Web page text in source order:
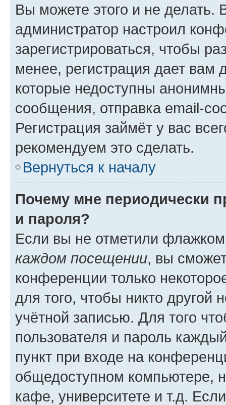
Вы можете этого и не делать.
администратор настроил
зарегистрироваться, чтобы
менее, регистрация дает вам
которые недоступны
сообщения, отправка email-
Регистрация займёт у вас
рекомендуем это сделать.
Вернуться к началу
Почему мне периодически
и пароля?
Если вы не отметили
каждом посещении, вы
конференции только
для того, чтобы никто другой
учётной записью. Для того
пользователя и пароль
пункт при входе на
общедоступном компьютере,
кафе, университете и т.д.